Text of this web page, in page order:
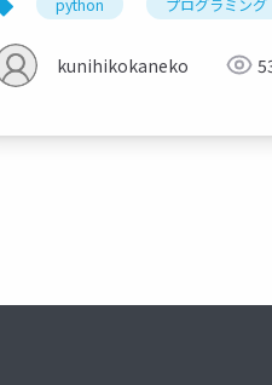
kunihikokaneko